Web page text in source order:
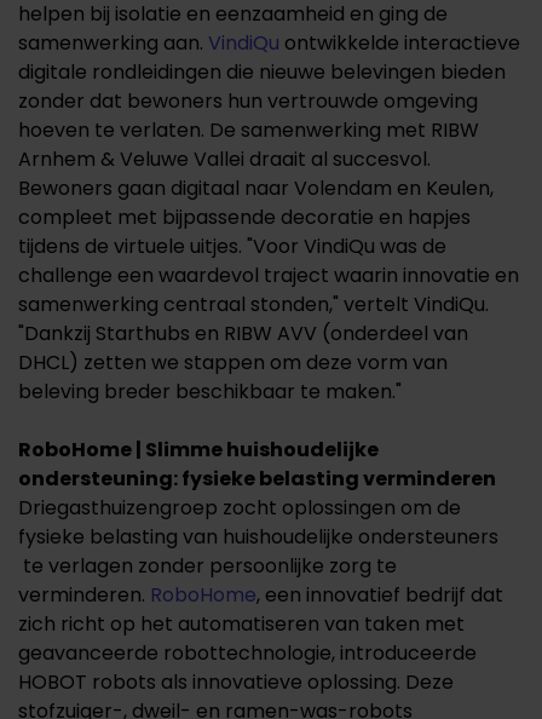
helpen bij isolatie en eenzaamheid en ging de
samenwerking aan. VindiQu ontwikkelde interactieve
digitale rondleidingen die nieuwe belevingen bieden
zonder dat bewoners hun vertrouwde omgeving
hoeven te verlaten. De samenwerking met RIBW
Arnhem & Veluwe Vallei draait al succesvol.
Bewoners gaan digitaal naar Volendam en Keulen,
compleet met bijpassende decoratie en hapjes
tijdens de virtuele uitjes. "Voor VindiQu was de
challenge een waardevol traject waarin innovatie en
samenwerking centraal stonden," vertelt VindiQu.
"Dankzij Starthubs en RIBW AVV (onderdeel van
DHCL) zetten we stappen om deze vorm van
beleving breder beschikbaar te maken."
RoboHome | Slimme huishoudelijke
ondersteuning: fysieke belasting verminderen
Driegasthuizengroep zocht oplossingen om de
fysieke belasting van huishoudelijke ondersteuners
te verlagen zonder persoonlijke zorg te
verminderen. RoboHome, een innovatief bedrijf dat
zich richt op het automatiseren van taken met
geavanceerde robottechnologie, introduceerde
HOBOT robots als innovatieve oplossing. Deze
stofzuiger-, dweil- en ramen-was-robots